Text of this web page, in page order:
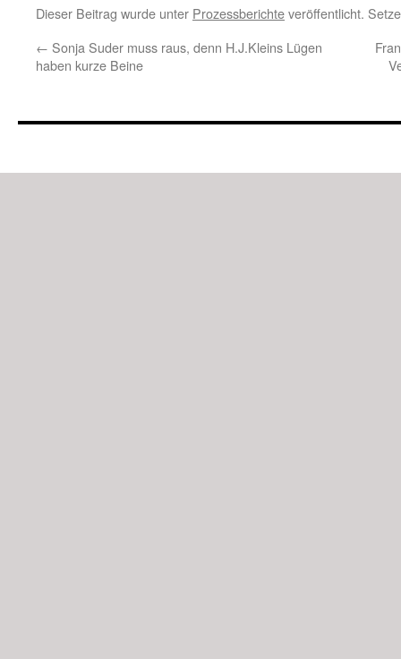
Dieser Beitrag wurde unter Prozessberichteveröffentlicht.
← Sonja Suder muss raus, denn H.J.Kleins Lügen
haben kurze Beine